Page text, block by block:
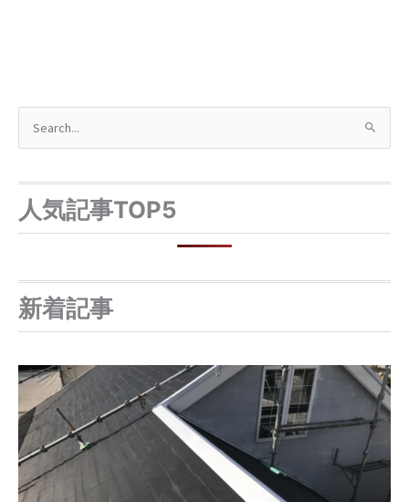
象
:人気記事TOP5
新着記事